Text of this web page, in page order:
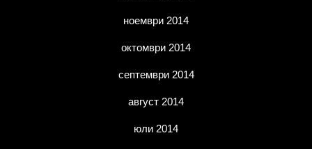
ноември 2014
октомври 2014
септември 2014
август 2014
юли 2014